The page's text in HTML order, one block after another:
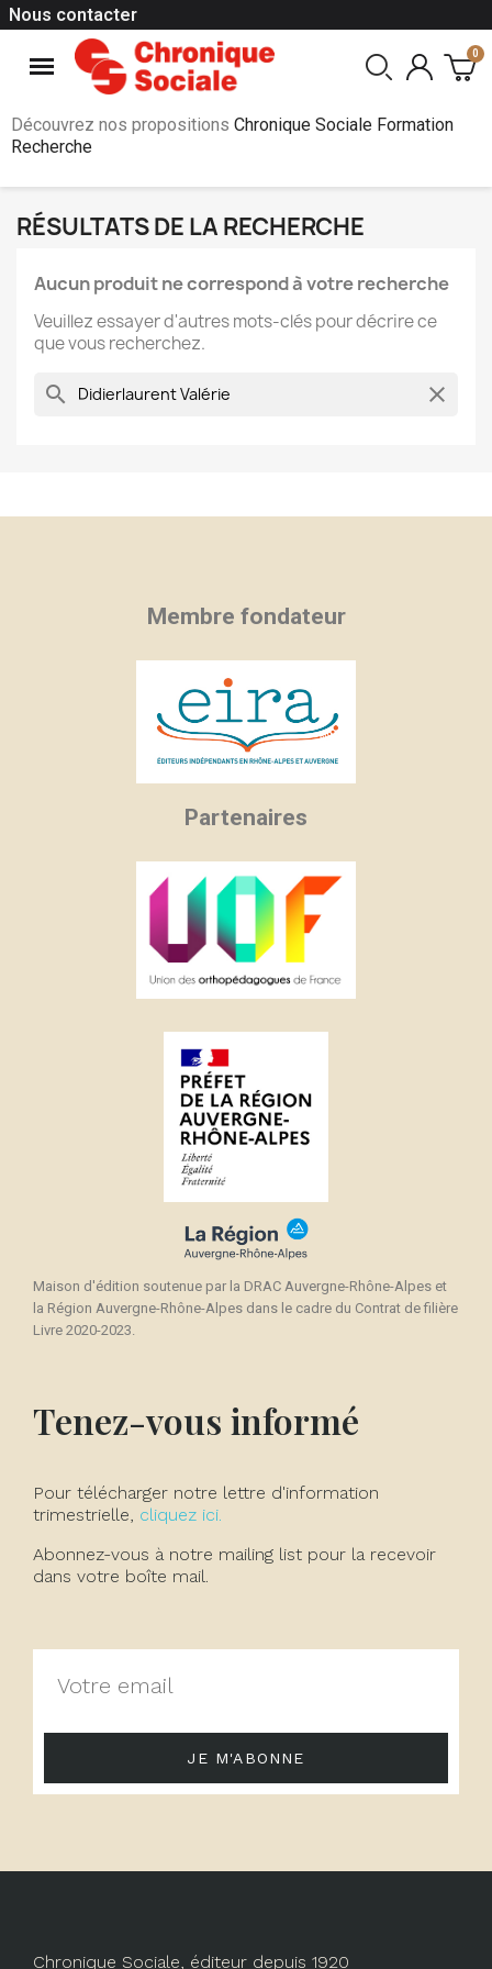
Ajouter à ma liste d'envies
Créer une nouvelle liste
Créer une liste d'envies
Nom de la liste d'envies
((modalTitle))
Connexion
Vous devez être connecté pour ajouter des produits
à votre liste d'envies.
Annuler
Nous contacter
Découvrez nos propositions Chronique Sociale Formation
Recherche
RÉSULTATS DE LA RECHERCHE
Aucun produit ne correspond à votre recherche
Veuillez essayer d'autres mots-clés pour décrire ce
que vous recherchez.
search clear
Membre fondateur
Partenaires
Maison d'édition soutenue par la DRAC Auvergne-Rhône-Alpes et
la Région Auvergne-Rhône-Alpes dans le cadre du Contrat de filière
Livre 2020-2023.
Tenez-vous informé
Pour télécharger notre lettre d'information
trimestrielle, cliquez ici.
Abonnez-vous à notre mailing list pour la recevoir
dans votre boîte mail.
JE M'ABONNE
Chronique Sociale, éditeur depuis 1920